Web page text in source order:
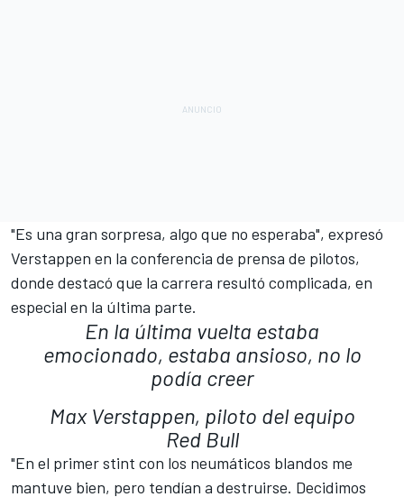
"Es una gran sorpresa, algo que no esperaba", expresó
Verstappen en la conferencia de prensa de pilotos,
donde destacó que la carrera resultó complicada, en
especial en la última parte.
En la última vuelta estaba
emocionado, estaba ansioso, no lo
podía creer
Max Verstappen, piloto del equipo
Red Bull
"En el primer stint con los neumáticos blandos me
mantuve bien, pero tendían a destruirse. Decidimos